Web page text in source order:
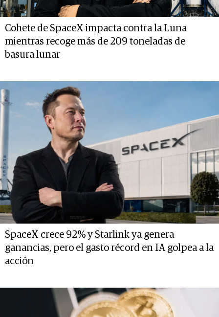
Cohete de SpaceX impacta contra la Luna
mientras recoge más de 209 toneladas de
basura lunar
SpaceX crece 92% y Starlink ya genera
ganancias, pero el gasto récord en IA golpea a la
acción